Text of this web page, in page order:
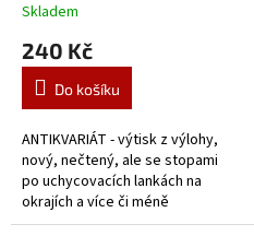
Skladem
240 Kč
Do košíku
ANTIKVARIÁT - výtisk z výlohy,
nový, nečtený, ale se stopami
po uchycovacích lankách na
okrajích a více či méně
vybledlou obálkou, případně